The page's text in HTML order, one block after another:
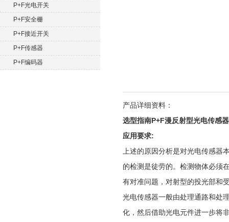
P+F光电开关
P+F安全栅
P+F接近开关
P+F传感器
P+F编码器
产品详细资料：
选型指南P+F漫反射型光电传感器
应用要求:
上述的原因分析是对光电传感
的检测是徒劳的。检测物体必须
有对准问题，对射型的投光部和
光电传感器一般由处理通路和处
化，然后借助光电元件进一步将